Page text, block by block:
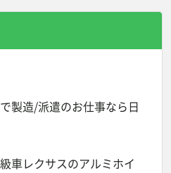
製造/派遣のお仕事なら日
車レクサスのアルミホイ